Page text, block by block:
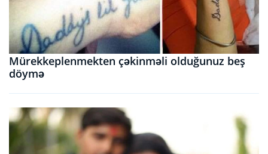
Mürekkeplenmekten çəkinməli olduğunuz beş
döymə